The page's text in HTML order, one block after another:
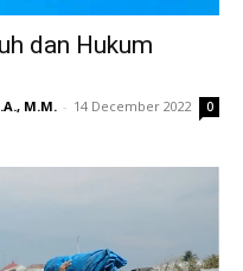
dan Hukum
M.M. - 14 December 2022 0